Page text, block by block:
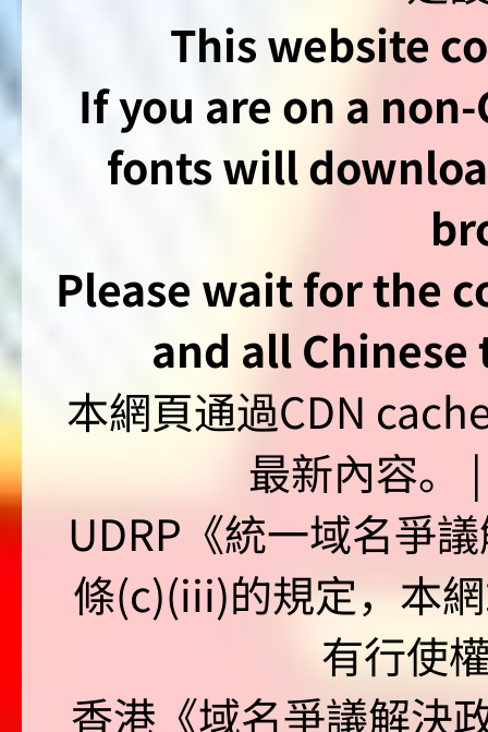
This website
If you are on a
fonts will
Please wait for the
and all
本網頁通過CDN
最新內容。
UDRP《統一域名爭
條(c)(iii)的規定，本
有行使
香港《域名爭議解決